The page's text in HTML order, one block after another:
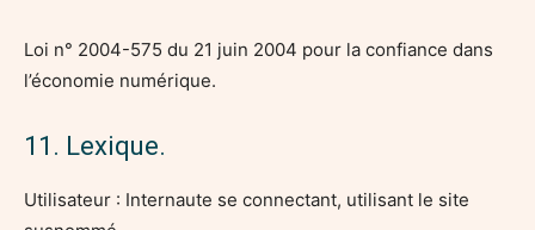
Loi n° 2004-575 du 21 juin 2004 pour la confiance dans
l’économie numérique.
11. Lexique.
Utilisateur : Internaute se connectant, utilisant le site